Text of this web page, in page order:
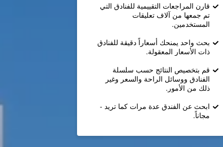
قارن المراجعات التقييمية للفنادق التي
تم جمعها من آلاف تعليقات
المستخدمين.
بحث واحد يمنحك أسعاراً دقيقة للفنادق
ذات الأسعار المعقولة.
قم بتخصيص النتائج حسب سلسلة
الفنادق ووسائل الراحة والسعر وغير
ذلك من الأمور.
ابحث عن الفندق عدة مرات كما تريد -
مجاناً.